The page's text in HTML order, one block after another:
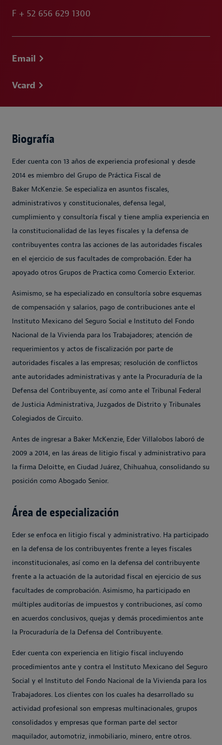
F + 52 656 629 1300
Email
Vcard
Biografía
Eder cuenta con 13 años de experiencia profesional y desde
2014 es miembro del Grupo de Práctica Fiscal de
Baker McKenzie. Se especializa en asuntos fiscales,
administrativos y constitucionales, defensa legal,
cumplimiento y consultoría fiscal y tiene amplia experiencia en
la constitucionalidad de las leyes fiscales y la defensa de
contribuyentes contra las acciones de las autoridades fiscales
en el ejercicio de sus facultades de comprobación. Eder ha
apoyado otros Grupos de Practica como Comercio Exterior.
Asimismo, se ha especializado en consultoría sobre esquemas
de compensación y salarios, pago de contribuciones ante el
Instituto Mexicano del Seguro Social e Instituto del Fondo
Nacional de la Vivienda para los Trabajadores; atención de
requerimientos y actos de fiscalización por parte de
autoridades fiscales a las empresas; resolución de conflictos
ante autoridades administrativas y ante la Procuraduría de la
Defensa del Contribuyente, así como ante el Tribunal Federal
de Justicia Administrativa, Juzgados de Distrito y Tribunales
Colegiados de Circuito.
Antes de ingresar a Baker McKenzie, Eder Villalobos laboró de
2009 a 2014, en las áreas de litigio fiscal y administrativo para
la firma Deloitte, en Ciudad Juárez, Chihuahua, consolidando su
posición como Abogado Senior.
Área de especialización
Eder se enfoca en litigio fiscal y administrativo. Ha participado
en la defensa de los contribuyentes frente a leyes fiscales
inconstitucionales, así como en la defensa del contribuyente
frente a la actuación de la autoridad fiscal en ejercicio de sus
facultades de comprobación. Asimismo, ha participado en
múltiples auditorías de impuestos y contribuciones, así como
en acuerdos conclusivos, quejas y demás procedimientos ante
la Procuraduría de la Defensa del Contribuyente.
Eder cuenta con experiencia en litigio fiscal incluyendo
procedimientos ante y contra el Instituto Mexicano del Seguro
Social y el Instituto del Fondo Nacional de la Vivienda para los
Trabajadores. Los clientes con los cuales ha desarrollado su
actividad profesional son empresas multinacionales, grupos
consolidados y empresas que forman parte del sector
maquilador, automotriz, inmobiliario, minero, entre otros.